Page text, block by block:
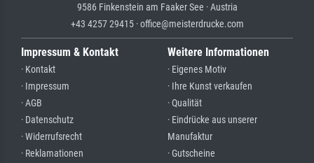
9586 Finkenstein am Faaker See · Austria
+43 4257 29415 · office@meisterdrucke.com
Impressum & Kontakt
· Kontakt
· Impressum
· AGB
· Datenschutz
· Widerrufsrecht
· Reklamationen
Weitere Informationen
· Eigenes Motiv
· Ihre Kunst verkaufen
· Qualität
· Eindrücke aus unserer
Manufaktur
· Gutscheine